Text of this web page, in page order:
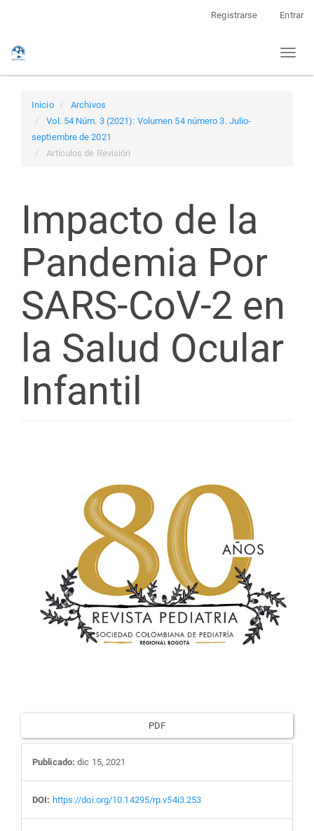
Registrarse Entrar
Toggle
Inicio
Archivos
Vol. 54 Núm. 3 (2021): Volumen 54 número 3. Julio-
septiembre de 2021
Artículos de Revisión
Impacto de la
Pandemia Por
SARS-CoV-2 en
la Salud Ocular
Infantil
lateral
artículo
PDF
Publicado: dic 15, 2021
DOI: https://doi.org/10.14295/rp.v54i3.253